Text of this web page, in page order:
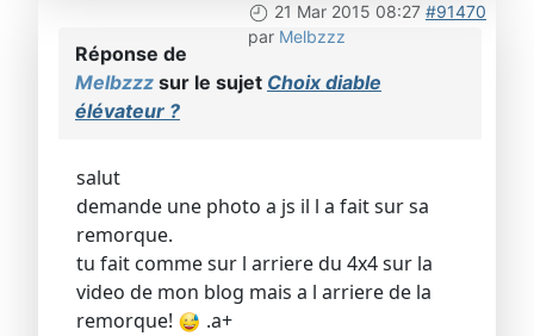
21 Mar 2015 08:27 #91470
par Melbzzz
Réponse de
Melbzzz sur le sujet Choix diable
élévateur ?
salut
demande une photo a js il l a fait sur sa
remorque.
tu fait comme sur l arriere du 4x4 sur la
video de mon blog mais a l arriere de la
remorque!
.a+